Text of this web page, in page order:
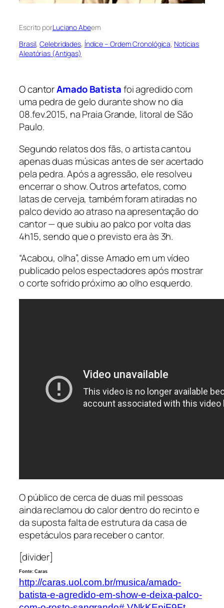
Escrito porLuciano Abeem
Brasil, Celebridades, Índice – Ordem Cronológica, Notícias
Aleatórias (Antigas)
O cantorAmado Batistafoi agredido com
uma pedra de gelo durante show no dia
08.fev.2015, na Praia Grande, litoral de São
Paulo.
Segundo relatos dos fãs, o artista cantou
apenas duas músicas antes de ser acertado
pela pedra. Após a agressão, ele resolveu
encerrar o show. Outros artefatos, como
latas de cerveja, também foram atiradas no
palco devido ao atraso na apresentação do
cantor — que subiu ao palco por volta das
4h15, sendo que o previsto era às 3h.
“Acabou, olha”, disse Amado em um vídeo
publicado pelos espectadores após mostrar
o corte sofrido próximo ao olho esquerdo.
O público de cerca de duas mil pessoas
ainda reclamou do calor dentro do recinto e
da suposta falta de estrutura da casa de
espetáculos para receber o cantor.
[divider]
Fonte: Caras
http://caras.uol.com.br/musica/amado-
batista-e-agredido-em-show-e-deixa-palco-